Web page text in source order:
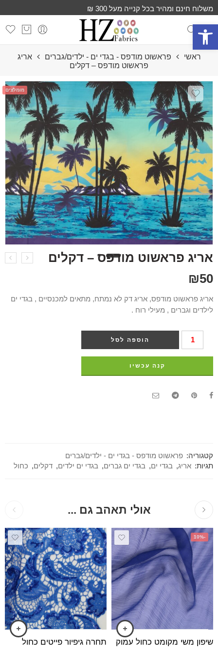
פתח סרגל נגישות
משלוח חינם ומהיר בכל קנייה מעל 300 ₪
ראשי פראשוט מודפס - בגדי ים - ילדים/גברים
אריג
פראשוט מודפס – דקלים
מומלצים
אריג פראשוט מודפס – דקלים
₪50
אריג פראשוט מודפס, אריג דק לא נמתח, מתאים למכנסיים , בגדי ים
לילדים וגברים , מעילי רוח .
הוספה לסל
קנה עכשיו
קטגוריה: פראשוט מודפס - בגדי ים - ילדים/גברים
תגיות: אריג, בגדי ים, בגדי ים גברים, בגדי ים ילדים, דקלים, כחול
אולי תאהב גם ...
-10%
שיפון משי מקומט כחול עמוק תחרה גיפיור פייטים כחול